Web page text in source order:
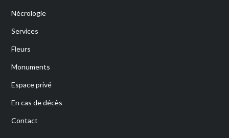
Nécrologie
Services
Fleurs
Monuments
Espace privé
En cas de décès
Contact